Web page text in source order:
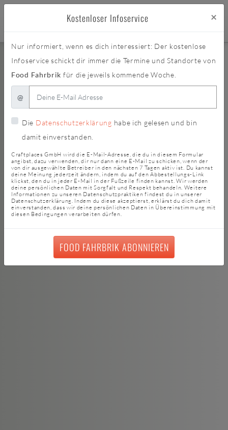
Kostenloser Infoservice ×
Nur informiert, wenn es dich interessiert: Der kostenlose
Infoservice schickt dir immer die Termine und Standorte von
Food Fahrbrik für die jeweils kommende Woche.
@
Die Datenschutzerklärung habe ich gelesen und bin
damit einverstanden.
Craftplaces GmbH wird die E-Mail-Adresse, die du in diesem Formular
angibst, dazu verwenden, dir nur dann eine E-Mail zu schicken, wenn der
von dir ausgewählte Betreiber in den nächsten 7 Tagen aktiv ist. Du kannst
deine Meinung jederzeit ändern, indem du auf den Abbestellungs-Link
klickst, den du in jeder E-Mail in der Fußzeile finden kannst. Wir werden
deine persönlichen Daten mit Sorgfalt und Respekt behandeln. Weitere
Informationen zu unseren Datenschutzpraktiken findest du in unserer
Datenschutzerklärung. Indem du diese akzeptierst, erklärst du dich damit
einverstanden, dass wir deine persönlichen Daten in Übereinstimmung mit
diesen Bedingungen verarbeiten dürfen.
FOOD FAHRBRIK ABONNIEREN